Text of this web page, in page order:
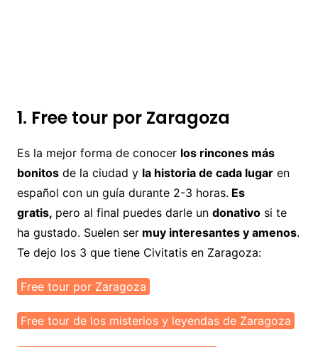
1. Free tour por Zaragoza
Es la mejor forma de conocer los rincones más
bonitosde la ciudad y la historia de cada lugaren
español con un guía durante 2-3 horas. Es
gratis, pero al final puedes darle un donativosi te
ha gustado. Suelen sermuy interesantes y amenos.
Te dejo los 3 que tiene Civitatis en Zaragoza:
Free tour por Zaragoza
Free tour de los misterios y leyendas de Zaragoza